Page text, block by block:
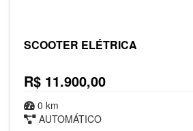
SCOOTER ELÉTRICA
R$ 11.900,00
0 km
AUTOMÁTICO